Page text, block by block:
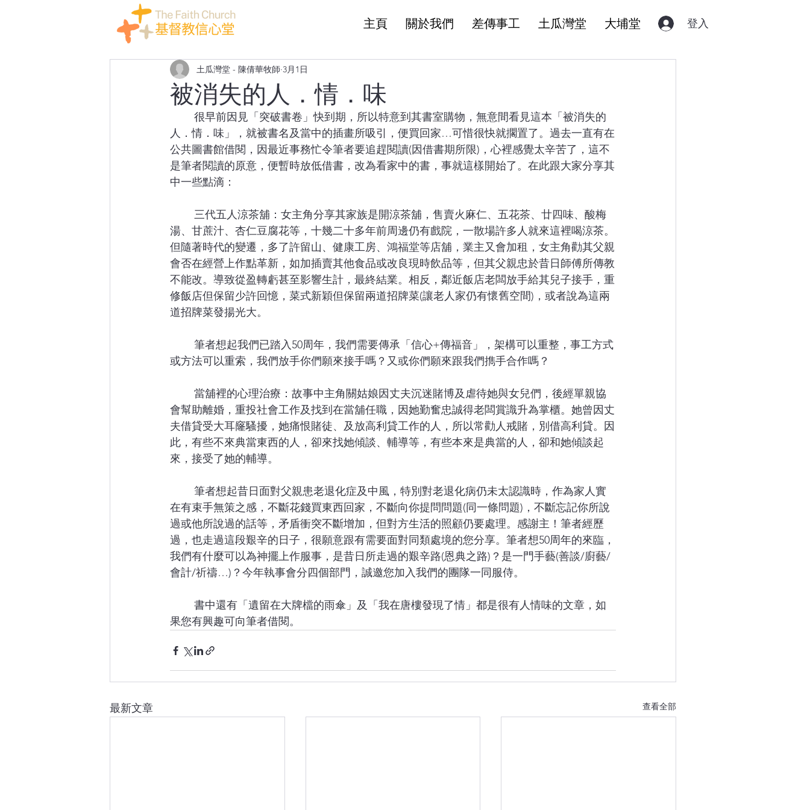
主頁 關於我們 差傳事工 土瓜灣堂 大埔堂 登入
被消失的人．情．味
土瓜灣堂 - 陳倩華牧師 3月1日
人．情．味」，就被書名及當中的插畫所吸引，便買回家…可惜很快就擱置了。過去一直有在
公共圖書館借閱，因最近事務忙令筆者要追趕閱讀(因借書期所限)，心裡感覺太辛苦了，這不
是筆者閱讀的原意，便暫時放低借書，改為看家中的書，事就這樣開始了。在此跟大家分享其
中一些點滴：
湯、甘蔗汁、杏仁豆腐花等，十幾二十多年前周邊仍有戲院，一散場許多人就來這裡喝涼茶。
但隨著時代的變遷，多了許留山、健康工房、鴻福堂等店舖，業主又會加租，女主角勸其父親
會否在經營上作點革新，如加插賣其他食品或改良現時飲品等，但其父親忠於昔日師傅所傳教
不能改。導致從盈轉虧甚至影響生計，最終結業。相反，鄰近飯店老闆放手給其兒子接手，重
修飯店但保留少許回憶，菜式新穎但保留兩道招牌菜(讓老人家仍有懷舊空間)，或者說為這兩
道招牌菜發揚光大。
或方法可以重索，我們放手你們願來接手嗎？又或你們願來跟我們擕手合作嗎？
會幫助離婚，重投社會工作及找到在當舖任職，因她勤奮忠誠得老闆賞識升為掌櫃。她曾因丈
夫借貸受大耳窿騷擾，她痛恨賭徒、及放高利貸工作的人，所以常勸人戒賭，別借高利貸。因
此，有些不來典當東西的人，卻來找她傾談、輔導等，有些本來是典當的人，卻和她傾談起
來，接受了她的輔導。
在有束手無策之感，不斷花錢買東西回家，不斷向你提問問題(同一條問題)，不斷忘記你所說
過或他所說過的話等，矛盾衝突不斷增加，但對方生活的照顧仍要處理。感謝主！筆者經歷
過，也走過這段艱辛的日子，很願意跟有需要面對同類處境的您分享。筆者想50周年的來臨，
我們有什麼可以為神擺上作服事，是昔日所走過的艱辛路(恩典之路)？是一門手藝(善談/廚藝/
會計/祈禱…)？今年執事會分四個部門，誠邀您加入我們的團隊一同服侍。
果您有興趣可向筆者借閱。
最新文章 查看全部